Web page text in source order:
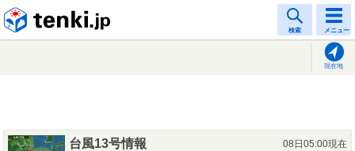
検索 メニュー
現在地
台風13号情報
08日05:00現在